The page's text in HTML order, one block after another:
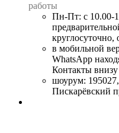
работы
Пн-Пт: с 10.00-
круглосуточно,
в мобильной
WhatsApp
Контакты внизу
шоурум:
Пискарёвский